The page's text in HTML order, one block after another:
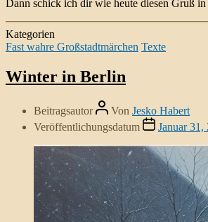
Dann schick ich dir wie heute diesen Gruß
Kategorien
Fast wahre Großstadtmärchen Texte
Winter in Berlin
Beitragsautor Von Jesko Habert
Veröffentlichungsdatum
Januar 31,